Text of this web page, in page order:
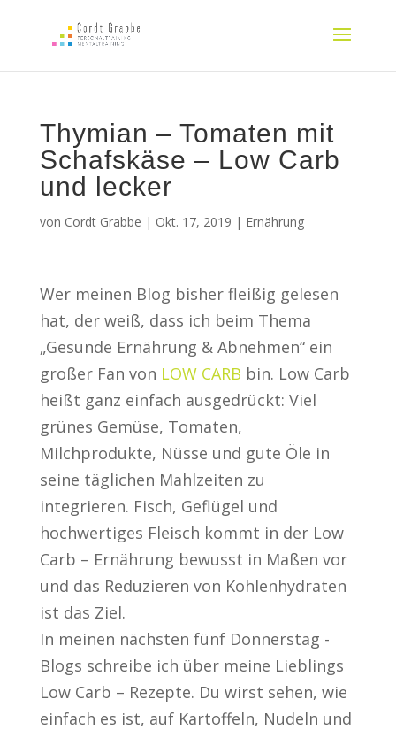
Thymian – Tomaten mit
Schafskäse – Low Carb
und lecker
von Cordt Grabbe | Okt. 17, 2019 | Ernährung
Wer meinen Blog bisher fleißig gelesen
hat, der weiß, dass ich beim Thema
„Gesunde Ernährung & Abnehmen“ ein
großer Fan von LOW CARB bin. Low Carb
heißt ganz einfach ausgedrückt: Viel
grünes Gemüse, Tomaten,
Milchprodukte, Nüsse und gute Öle in
seine täglichen Mahlzeiten zu
integrieren. Fisch, Geflügel und
hochwertiges Fleisch kommt in der Low
Carb – Ernährung bewusst in Maßen vor
und das Reduzieren von Kohlenhydraten
ist das Ziel.
In meinen nächsten fünf Donnerstag -
Blogs schreibe ich über meine Lieblings
Low Carb – Rezepte. Du wirst sehen, wie
einfach es ist, auf Kartoffeln, Nudeln und